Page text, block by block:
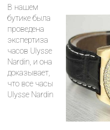
В нашем
бутике была
проведена
экспертиза
часов Ulysse
Nardin, и она
доказывает,
что все часы
Ulysse Nardin